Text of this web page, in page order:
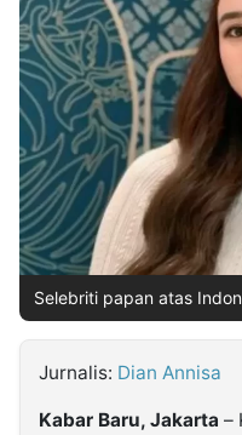
Partner
Insight
NTB
Suara
Time
Lens
IDN
Daily
Jogja
Jalan
Rakyat
Idealita
News
Kita
Notice
Dinamikapost.com
Radar
Baru
Seedbacklink
Follow
Kabarbaru
Selebriti papan atas
Jurnalis: Dian Annisa
Kabar Baru, Jakarta –